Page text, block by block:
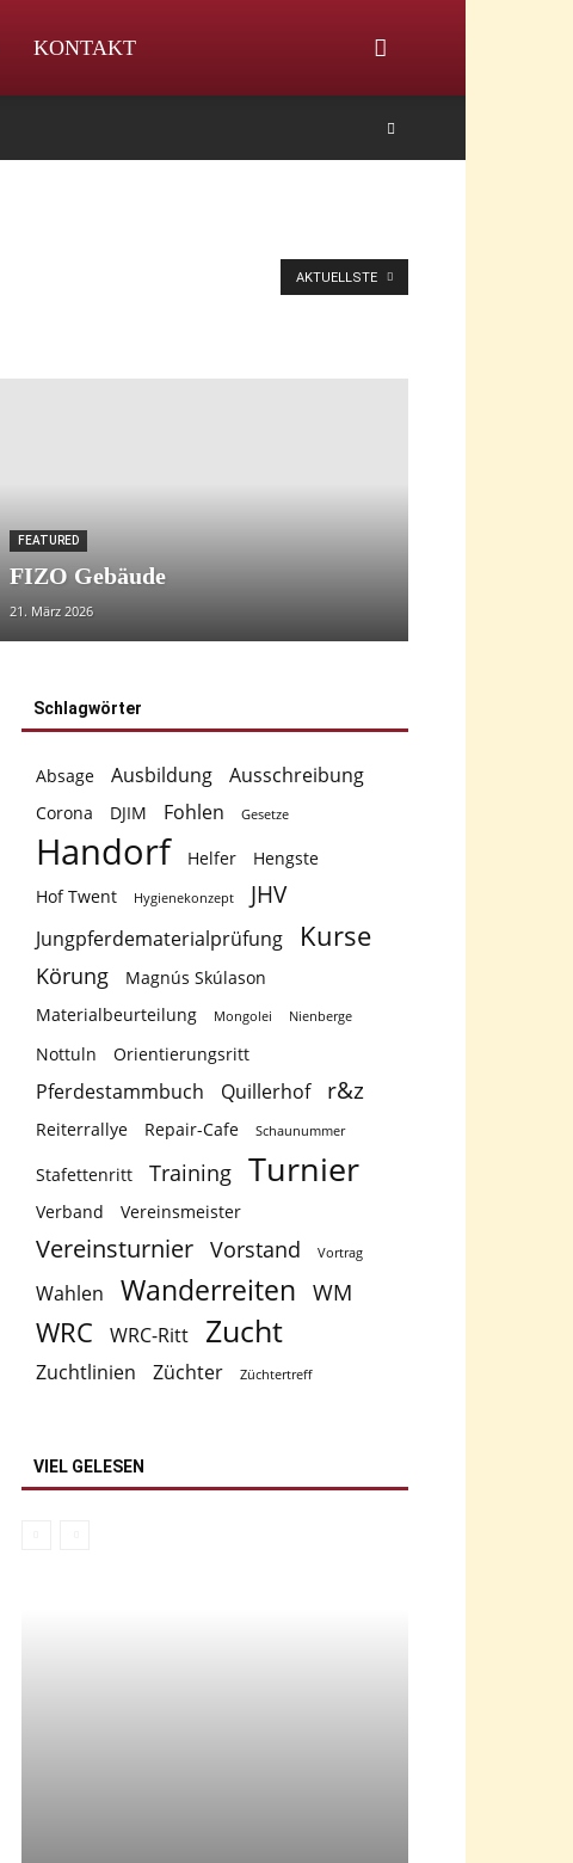
KONTAKT
AKTUELLSTE
FEATURED
FIZO Gebäude
21. März 2026
Schlagwörter
Absage Ausbildung Ausschreibung
Corona DJIM Fohlen Gesetze
Handorf Helfer
Hengste
Hof Twent
Hygienekonzept JHV
Jungpferdematerialprüfung Kurse
Körung
Magnús Skúlason
Materialbeurteilung
Mongolei Nienberge
Nottuln Orientierungsritt
Pferdestammbuch Quillerhof r&z
Reiterrallye Repair-Cafe Schaunummer
Stafettenritt Training Turnier
Verband Vereinsmeister
Vereinsturnier Vorstand Vortrag
Wahlen Wanderreiten WM
WRC WRC-Ritt Zucht
Zuchtlinien Züchter Züchtertreff
VIEL GELESEN